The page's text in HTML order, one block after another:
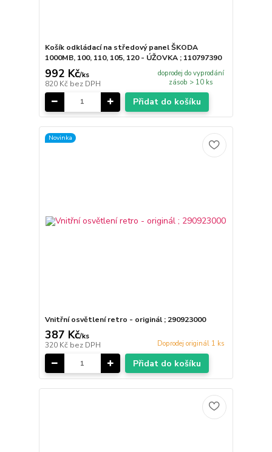
Košík odkládací na středový panel ŠKODA
1000MB, 100, 110, 105, 120 - ÚŽOVKA ; 110797390
992 Kč/ks
820 Kč bez DPH
doprodej do vyprodání
zásob > 10 ks
Přidat do košíku
Novinka
Vnitřní osvětlení retro - originál ; 290923000
387 Kč/ks
320 Kč bez DPH Doprodej originál 1 ks
Přidat do košíku